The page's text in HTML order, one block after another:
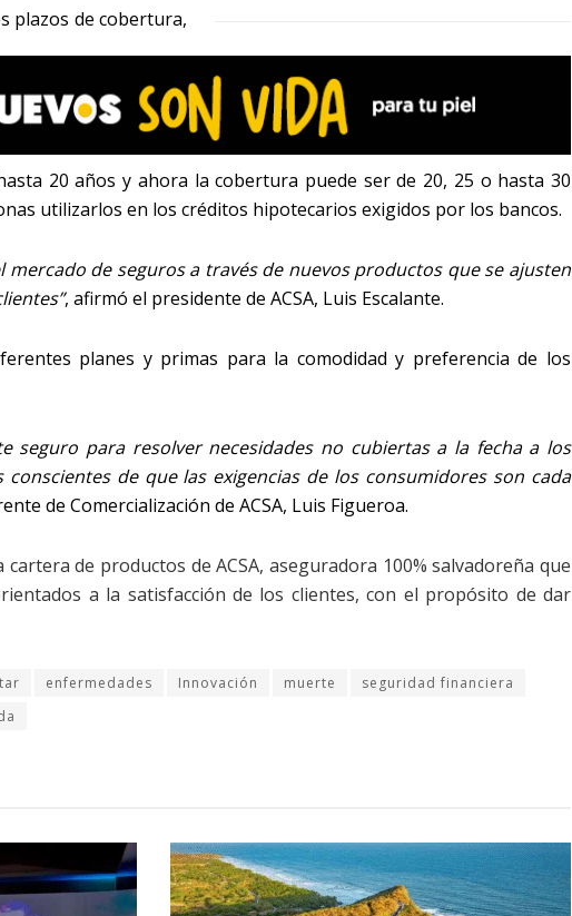
plazos de cobertura,
20 años y ahora la cobertura puede ser de 20, 25 o hasta 30
utilizarlos en los créditos hipotecarios exigidos por los bancos.
mercado de seguros a través de nuevos productos que se ajusten
, afirmó el presidente de ACSA, Luis Escalante.
planes y primas para la comodidad y preferencia de los
seguro para resolver necesidades no cubiertas a la fecha a los
de que las exigencias de los consumidores son cada
de Comercialización de ACSA, Luis Figueroa.
cartera de productos de ACSA, aseguradora 100% salvadoreña que
a la satisfacción de los clientes, con el propósito de dar
enfermedades Innovación muerte
seguridad financiera